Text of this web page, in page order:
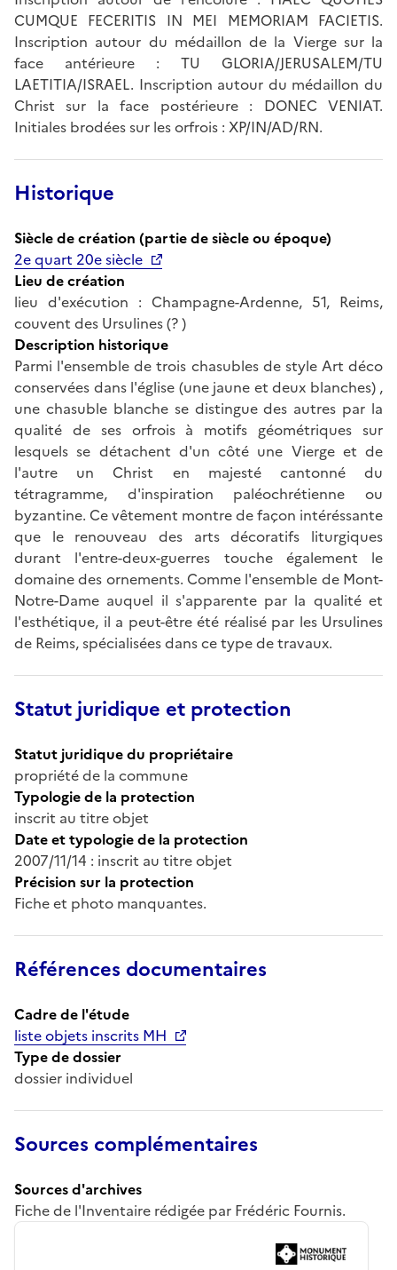
CUMQUE FECERITIS IN MEI MEMORIAM FACIETIS.
Inscription autour du médaillon de la Vierge sur la
face antérieure : TU GLORIA/JERUSALEM/TU
LAETITIA/ISRAEL. Inscription autour du médaillon du
Christ sur la face postérieure : DONEC VENIAT.
Initiales brodées sur les orfrois : XP/IN/AD/RN.
Historique
Siècle de création (partie de siècle ou époque)
2e quart 20e siècle
Lieu de création
lieu d'exécution : Champagne-Ardenne, 51, Reims,
couvent des Ursulines (? )
Description historique
Parmi l'ensemble de trois chasubles de style Art déco
conservées dans l'église (une jaune et deux blanches) ,
une chasuble blanche se distingue des autres par la
qualité de ses orfrois à motifs géométriques sur
lesquels se détachent d'un côté une Vierge et de
l'autre un Christ en majesté cantonné du
tétragramme, d'inspiration paléochrétienne ou
byzantine. Ce vêtement montre de façon intéréssante
que le renouveau des arts décoratifs liturgiques
durant l'entre-deux-guerres touche également le
domaine des ornements. Comme l'ensemble de Mont-
Notre-Dame auquel il s'apparente par la qualité et
l'esthétique, il a peut-être été réalisé par les Ursulines
de Reims, spécialisées dans ce type de travaux.
Statut juridique et protection
Statut juridique du propriétaire
propriété de la commune
Typologie de la protection
inscrit au titre objet
Date et typologie de la protection
2007/11/14 : inscrit au titre objet
Précision sur la protection
Fiche et photo manquantes.
Références documentaires
Cadre de l'étude
liste objets inscrits MH
Type de dossier
dossier individuel
Sources complémentaires
Sources d'archives
Fiche de l'Inventaire rédigée par Frédéric Fournis.